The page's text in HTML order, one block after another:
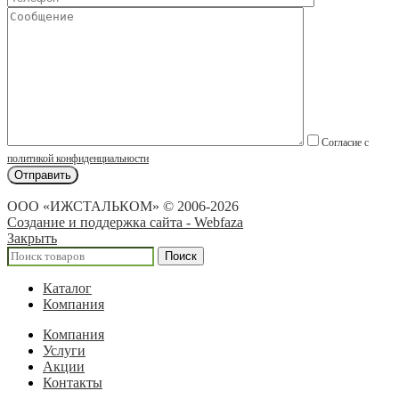
Согласие с
политикой конфиденциальности
ООО «ИЖСТАЛЬКОМ» © 2006-2026
Создание и поддержка сайта - Webfaza
Закрыть
Поиск
Каталог
Компания
Компания
Услуги
Акции
Контакты